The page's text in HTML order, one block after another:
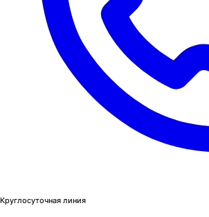
Круглосуточная линия